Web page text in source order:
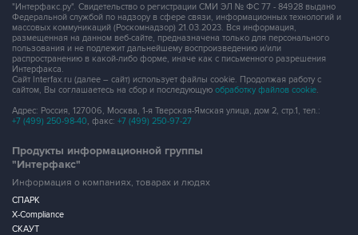
"Интерфакс.ру". Свидетельство о регистрации СМИ ЭЛ № ФС 77 - 84928 выдано
Федеральной службой по надзору в сфере связи, информационных технологий и
массовых коммуникаций (Роскомнадзор) 21.03.2023. Вся информация,
размещенная на данном веб-сайте, предназначена только для персонального
пользования и не подлежит дальнейшему воспроизведению и/или
распространению в какой-либо форме, иначе как с письменного разрешения
Интерфакса.
Сайт Interfax.ru (далее – сайт) использует файлы cookie. Продолжая работу с
сайтом, Вы соглашаетесь на сбор и последующую обработку файлов cookie.
Адрес: Россия, 127006, Москва, 1-я Тверская-Ямская улица, дом 2, стр.1, тел.:
+7 (499) 250-98-40, факс: +7 (499) 250-97-27
Продукты информационной группы
"Интерфакс"
Информация о компаниях, товарах и людях
СПАРК
X-Compliance
СКАУТ